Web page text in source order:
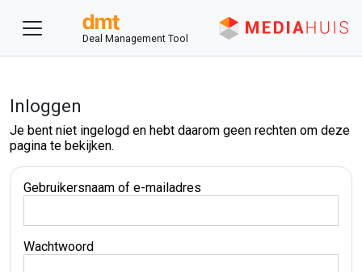
Deal Management Tool
Inloggen
Je bent niet ingelogd en hebt daarom geen rechten om deze
pagina te bekijken.
Gebruikersnaam of e-mailadres
Wachtwoord